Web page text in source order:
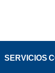
SERVICIOS